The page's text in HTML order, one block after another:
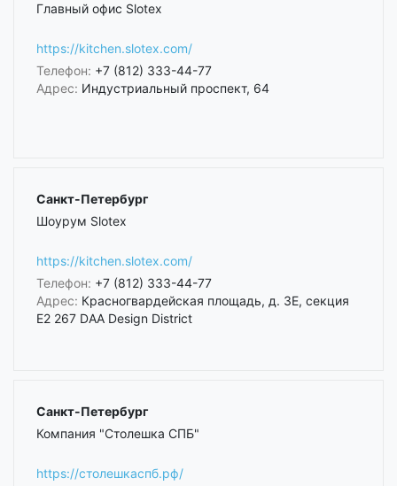
Главный офис Slotex
https://kitchen.slotex.com/
Телефон: +7 (812) 333-44-77
Адрес: Индустриальный проспект, 64
Санкт-Петербург
Шоурум Slotex
https://kitchen.slotex.com/
Телефон: +7 (812) 333-44-77
Адрес: Красногвардейская площадь, д. 3Е, секция
Е2 267 DAA Design District
Санкт-Петербург
Компания "Столешка СПБ"
https://столешкаспб.рф/